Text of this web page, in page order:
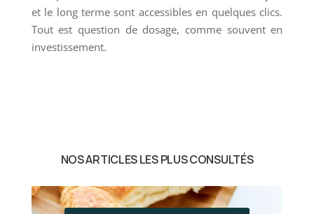
et le long terme sont accessibles en quelques clics.
Tout est question de dosage, comme souvent en
investissement.
NOS ARTICLES LES PLUS CONSULTÉS